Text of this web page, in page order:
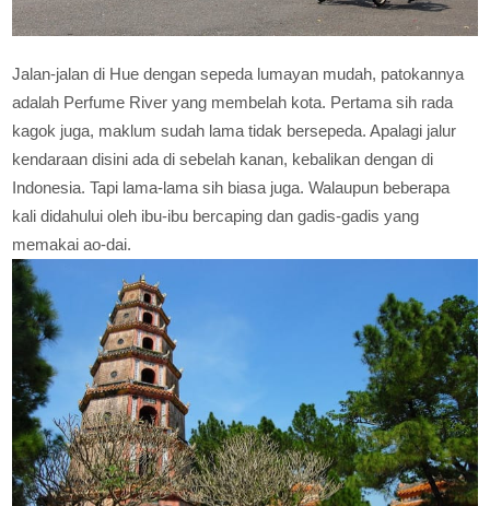
Jalan-jalan di Hue dengan sepeda lumayan mudah, patokannya
adalah Perfume River yang membelah kota. Pertama sih rada
kagok juga, maklum sudah lama tidak bersepeda. Apalagi jalur
kendaraan disini ada di sebelah kanan, kebalikan dengan di
Indonesia. Tapi lama-lama sih biasa juga. Walaupun beberapa
kali didahului oleh ibu-ibu bercaping dan gadis-gadis yang
memakai ao-dai.